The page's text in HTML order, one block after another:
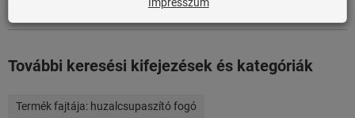
További keresési kifejezések és kategóriák
Termék fajtája: huzalcsupaszító fogó